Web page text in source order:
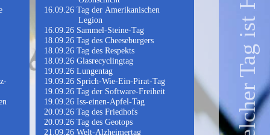
Tag der Amerikanischen
Legion
Sammel-Steine-Tag
Tag des Cheeseburgers
Tag des Respekts
Glasrecyclingtag
Lungentag
Sprich-Wie-Ein-Pirat-Tag
Tag der Software-Freiheit
Iss-einen-Apfel-Tag
Tag des Friedhofs
Tag des Geotops
Welt-Alzheimertag
Tag
Tag
Tag
Tag
Tag
Welt-
Tag-
Tag